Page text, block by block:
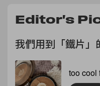
Editor's
我們用到「鐵片」
too cool